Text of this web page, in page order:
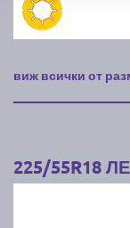
виж всички от
225/55R18